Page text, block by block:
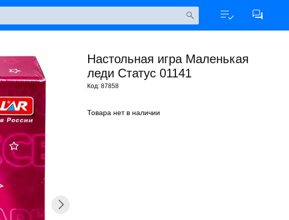
Настольная игра Маленькая
леди Статус 01141
Код: 87858
Товара нет в наличии